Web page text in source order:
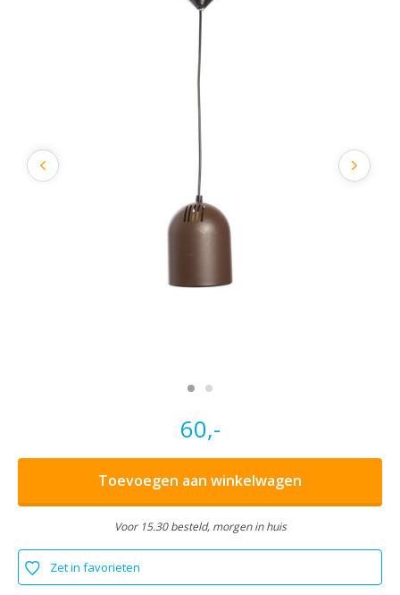
60,-
Toevoegen aan winkelwagen
Voor 15.30 besteld, morgen in huis
Zet in favorieten